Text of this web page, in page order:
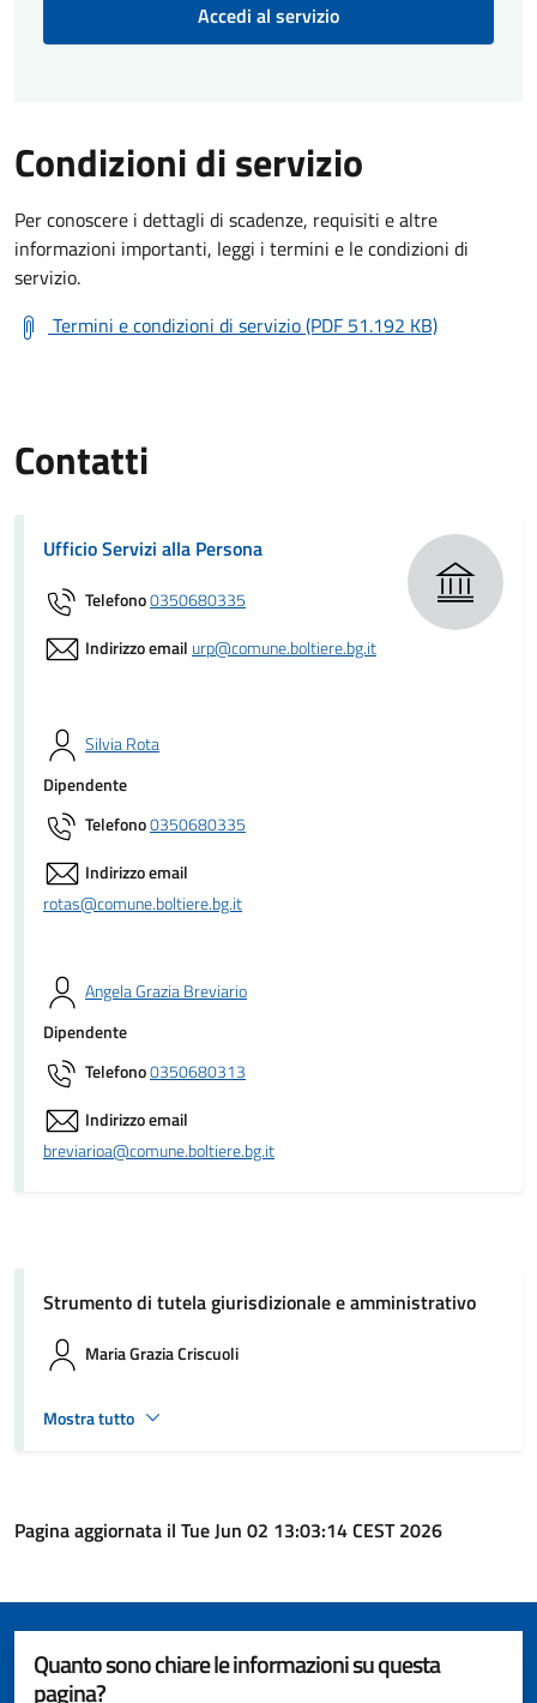
Accedi al servizio
Condizioni di servizio
Per conoscere i dettagli di scadenze, requisiti e altre
informazioni importanti, leggi i termini e le condizioni di
servizio.
Termini e condizioni di servizio (PDF 51.192 KB)
Contatti
Ufficio Servizi alla Persona
Telefono0350680335
Indirizzo email urp@comune.boltiere.bg.it
Silvia Rota
Dipendente
Telefono0350680335
Indirizzo email
rotas@comune.boltiere.bg.it
Angela Grazia Breviario
Dipendente
Telefono0350680313
Indirizzo email
breviarioa@comune.boltiere.bg.it
Strumento di tutela giurisdizionale e amministrativo
Maria Grazia Criscuoli
Mostra tutto
Pagina aggiornata il Tue Jun 02 13:03:14 CEST 2026
Quanto sono chiare le informazioni su questa
pagina?